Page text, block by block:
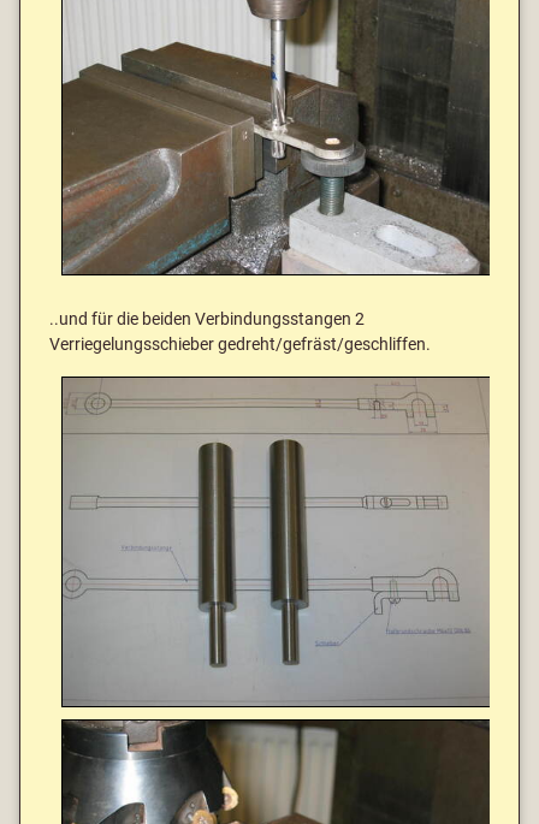
..und für die beiden Verbindungsstangen 2
Verriegelungsschieber gedreht/gefräst/geschliffen.